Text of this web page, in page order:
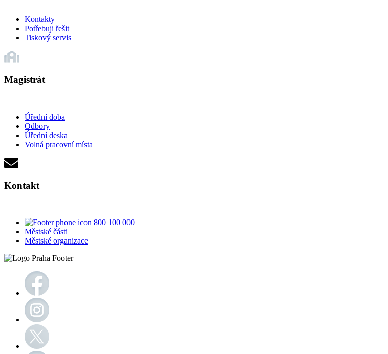
Kontakty
Potřebuji řešit
Tiskový servis
Magistrát
Úřední doba
Odbory
Úřední deska
Volná pracovní místa
Kontakt
800 100 000
Městské části
Městské organizace